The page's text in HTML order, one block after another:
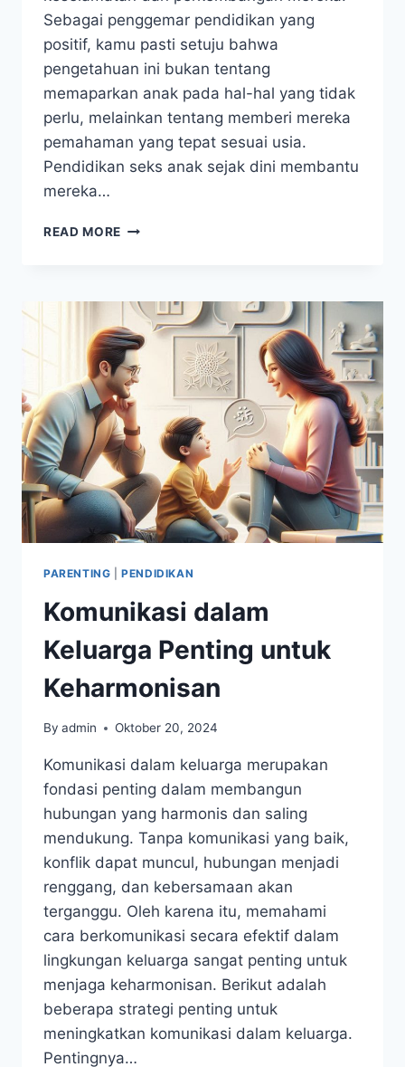
Sebagai penggemar pendidikan yang
positif, kamu pasti setuju bahwa
pengetahuan ini bukan tentang
memaparkan anak pada hal-hal yang tidak
perlu, melainkan tentang memberi mereka
pemahaman yang tepat sesuai usia.
Pendidikan seks anak sejak dini membantu
mereka…
READ MORE PENDIDIKAN
MEMAHAMI
DAN
MENDIDIK
PARENTING |PENDIDIKAN
Komunikasi dalam
Keluarga Penting untuk
Keharmonisan
By admin Oktober 20, 2024
Komunikasi dalam keluarga merupakan
fondasi penting dalam membangun
hubungan yang harmonis dan saling
mendukung. Tanpa komunikasi yang baik,
konflik dapat muncul, hubungan menjadi
renggang, dan kebersamaan akan
terganggu. Oleh karena itu, memahami
cara berkomunikasi secara efektif dalam
lingkungan keluarga sangat penting untuk
menjaga keharmonisan. Berikut adalah
beberapa strategi penting untuk
meningkatkan komunikasi dalam keluarga.
Pentingnya…